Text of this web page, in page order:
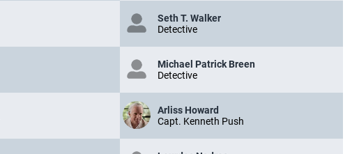
Seth T. Walker
Detective
Michael Patrick Breen
Detective
Arliss Howard
Capt. Kenneth Push